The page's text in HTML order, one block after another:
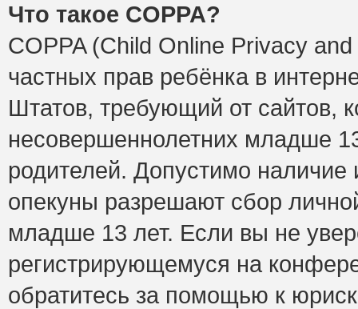
Что такое COPPA?
COPPA (Child Online Privacy
частных прав ребёнка в
Штатов, требующий от сайтов,
несовершеннолетних младше
родителей. Допустимо наличие
опекуны разрешают сбор
младше 13 лет. Если вы не
регистрирующемуся на
обратитесь за помощью к